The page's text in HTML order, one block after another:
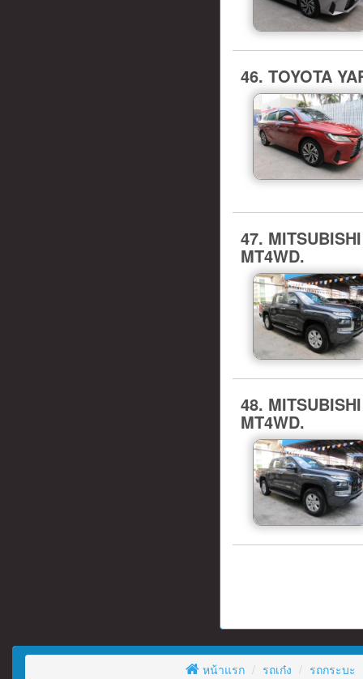
46. TOYOTA
47.
MT4WD.
48.
MT4WD.
หน้าแรก รถเก๋ง รถกระบะ